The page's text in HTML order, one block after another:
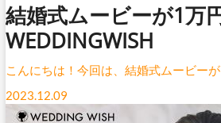
結婚式ムービーが1万
WEDDINGWISH
こんにちは！今回は、結婚式ムービー
2023.12.09